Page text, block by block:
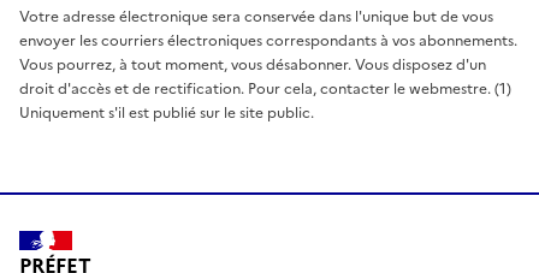
Votre adresse électronique sera conservée dans l'unique but de vous
envoyer les courriers électroniques correspondants à vos abonnements.
Vous pourrez, à tout moment, vous désabonner. Vous disposez d'un
droit d'accès et de rectification. Pour cela, contacter le webmestre. (1)
Uniquement s'il est publié sur le site public.
PRÉFET